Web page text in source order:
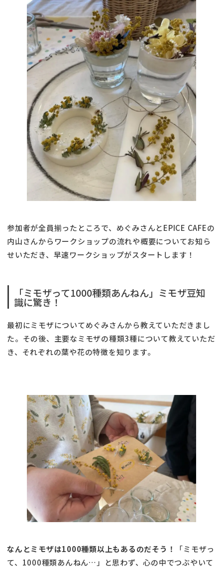
参加者が全員揃ったところで、めぐみさんとEPICE CAFEの
内山さんからワークショップの流れや概要についてお知ら
せいただき、早速ワークショップがスタートします！
「ミモザって1000種類あんねん」ミモザ豆知
識に驚き！
最初にミモザについてめぐみさんから教えていただきまし
た。その後、主要なミモザの種類3種について教えていただ
き、それぞれの葉や花の特徴を知ります。
なんとミモザは1000種類以上もあるのだそう！
「ミモザっ
て、1000種類あんねん…」と思わず、心の中でつぶやいて